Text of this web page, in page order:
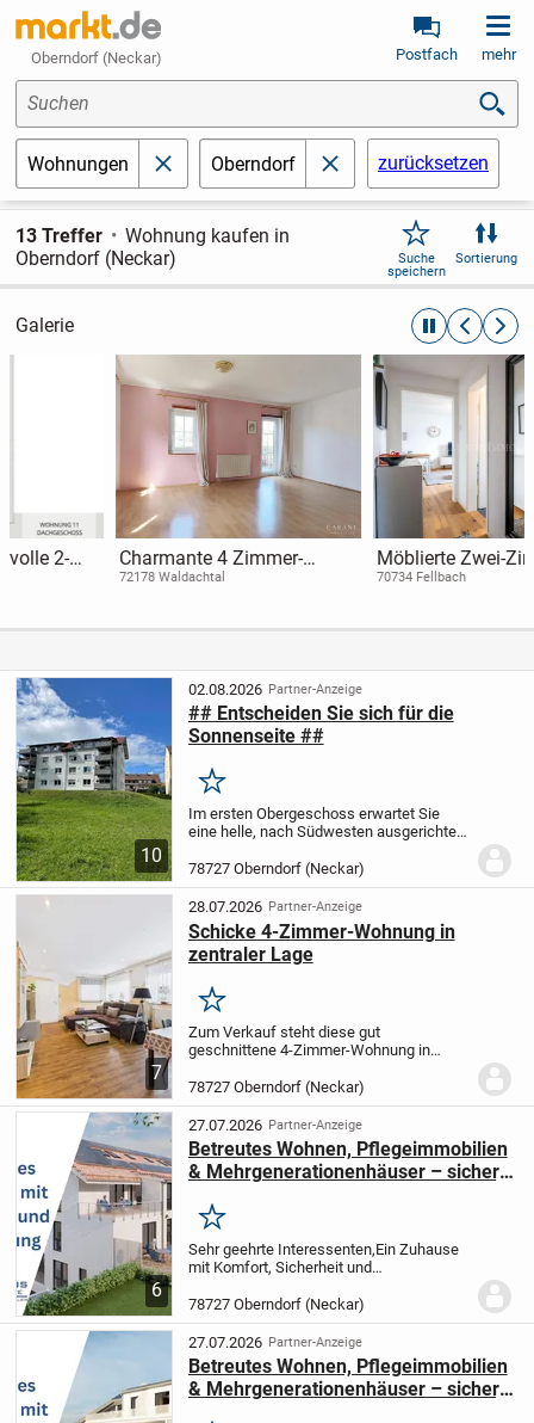
Oberndorf (Neckar) Postfach mehr
Suchen
Wohnungen schließenOberndorf schließenzurücksetzen
13 Treffer
Wohnung kaufen in
Oberndorf (Neckar)
Suche
speichern
Sortierung
Galerie automatische
Charmante 4 Zimmer-
Wohnung mit
72178 Waldachtal
Möblierte Zwei-Zimmer-
Dachgeschosswohnung in
10
02.08.2026 Partner-Anzeige
## Entscheiden Sie sich für die
Sonnenseite ##
Merken
Im ersten Obergeschoss erwartet Sie
eine helle, nach Südwesten ausgerichtete
Wohnatmosphäre besticht. Das Gebäude
wurde 2014 umfassend nach KfW
Standard 70 saniert,...
78727 Oberndorf (Neckar)
7
28.07.2026 Partner-Anzeige
Schicke 4-Zimmer-Wohnung in
zentraler Lage
Merken
Zum Verkauf steht diese gut
geschnittene 4-Zimmer-Wohnung in
Neckar. Die Wohnung befindet sich im
Erdgeschoss eines
Mehrfamilienhauses.Aufgeteilt ist die...
78727 Oberndorf (Neckar)
6
27.07.2026 Partner-Anzeige
Betreutes Wohnen, Pflegeimmobilien
& Mehrgenerationenhäuser – sicher,
Merken
Sehr geehrte Interessenten,Ein Zuhause
mit Komfort, Sicherheit und
als nur eine Wohnung suchen.
HAUS GmbH Firmengruppe plant und
realisiert hochwertig...
78727 Oberndorf (Neckar)
27.07.2026 Partner-Anzeige
Betreutes Wohnen, Pflegeimmobilien
& Mehrgenerationenhäuser – sicher,